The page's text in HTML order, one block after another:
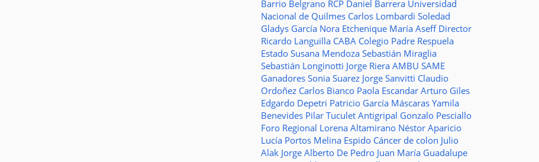
Barrio Belgrano RCP Daniel Barrera Universidad
Nacional de Quilmes Carlos Lombardi Soledad
Gladys García Nora Etchenique María Aseff Director
Ricardo Languilla CABA Colegio Padre Respuela
Estado Susana Mendoza Sebastián Miraglia
Sebastián Longinotti Jorge Riera AMBU SAME
Ganadores Sonia Suarez Jorge Sanvitti Claudio
Ordoñez Carlos Bianco Paola Escandar Arturo Giles
Edgardo Depetri Patricio García Máscaras Yamila
Benevides Pilar Tuculet Antigripal Gonzalo Pesciallo
Foro Regional Lorena Altamirano Néstor Aparicio
Lucía Portos Melina Espido Cáncer de colon Julio
Alak Jorge Alberto De Pedro Juan María Guadalupe